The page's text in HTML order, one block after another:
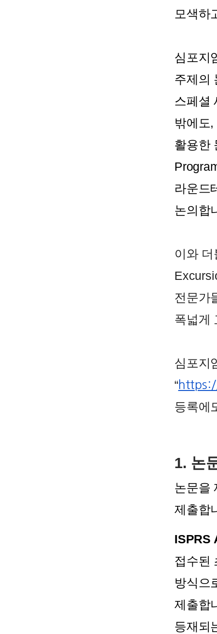
모색하
심포지
주제의
스페셜
밖에도
활용한
라운드
논의합
이와
전문가
폭넓게
심포지
“
등록에
1. 논
논문을
제출합
접수된
방식으
제출합
등재되